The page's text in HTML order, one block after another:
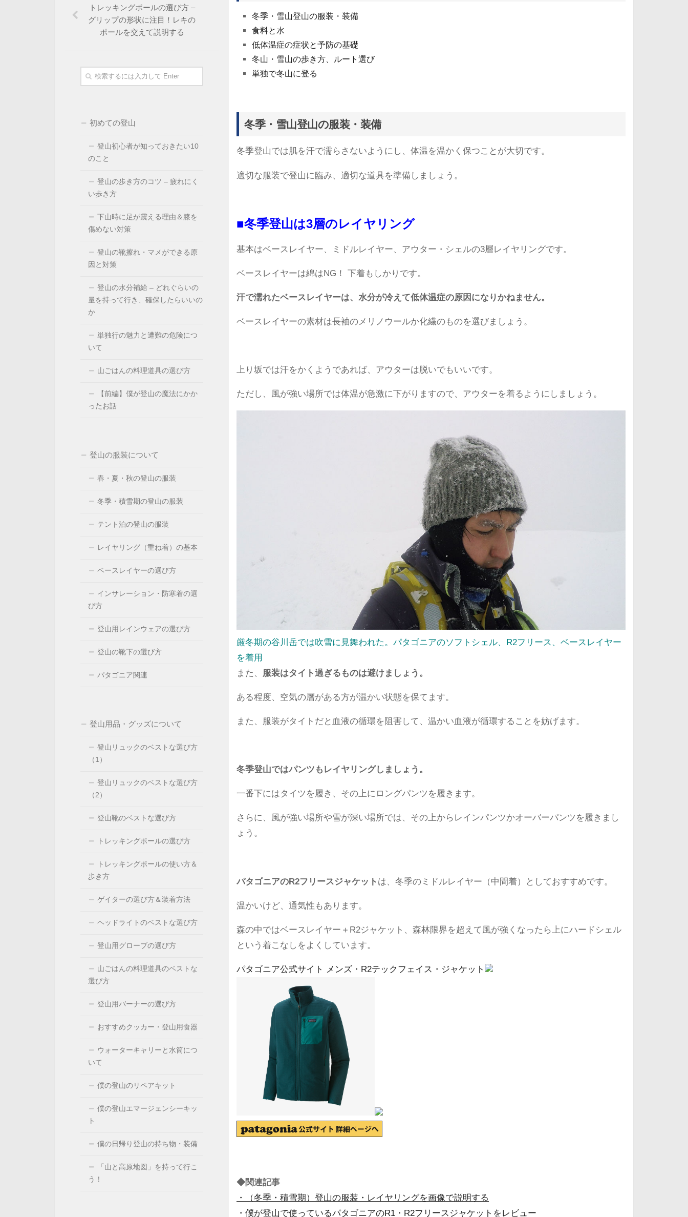
冬季・雪山登山の服装・装備
食料と水
低体温症の症状と予防の基礎
冬山・雪山の歩き方、ルート選び
単独で冬山に登る
冬季・雪山登山の服装・装備
冬季登山では肌を汗で濡らさないようにし、体温を温かく保つことが大切です。
適切な服装で登山に臨み、適切な道具を準備しましょう。
■冬季登山は3層のレイヤリング
基本はベースレイヤー、ミドルレイヤー、アウター・シェルの3層レイヤリングです。
ベースレイヤーは綿はNG！ 下着もしかりです。
汗で濡れたベースレイヤーは、水分が冷えて低体温症の原因になりかねません。
ベースレイヤーの素材は長袖のメリノウールか化繊のものを選びましょう。
上り坂では汗をかくようであれば、アウターは脱いでもいいです。
ただし、風が強い場所では体温が急激に下がりますので、アウターを着るようにしましょう。
厳冬期の谷川岳では吹雪に見舞われた。パタゴニアのソフトシェル、R2フリース、ベースレイヤー
を着用
また、
服装はタイト過ぎるものは避けましょう。
ある程度、空気の層がある方が温かい状態を保てます。
また、服装がタイトだと血液の循環を阻害して、温かい血液が循環することを妨げます。
冬季登山ではパンツもレイヤリングしましょう。
一番下にはタイツを履き、その上にロングパンツを履きます。
さらに、風が強い場所や雪が深い場所では、その上からレインパンツかオーバーパンツを履きまし
ょう。
パタゴニアのR2フリースジャケット は、冬季のミドルレイヤー（中間着）としておすすめです。
温かいけど、通気性もあります。
森の中ではベースレイヤー＋R2ジャケット、森林限界を超えて風が強くなったら上にハードシェル
という着こなしをよくしています。
パタゴニア公式サイト メンズ・R2テックフェイス・ジャケット
◆関連記事
・（冬季・積雪期）登山の服装・レイヤリングを画像で説明する
・僕が登山で使っているパタゴニアのR1・R2フリースジャケットをレビュー
トレッキングポールの選び方 –
グリップの形状に注目！レキの
ポールを交えて説明する
初めての登山
登山初心者が知っておきたい10
のこと
登山の歩き方のコツ – 疲れにく
い歩き方
下山時に足が震える理由＆膝を
傷めない対策
登山の靴擦れ・マメができる原
因と対策
登山の水分補給 – どれぐらいの
量を持って行き、確保したらいいの
か
単独行の魅力と遭難の危険につ
いて
山ごはんの料理道具の選び方
【前編】僕が登山の魔法にかか
ったお話
登山の服装について
春・夏・秋の登山の服装
冬季・積雪期の登山の服装
テント泊の登山の服装
レイヤリング（重ね着）の基本
ベースレイヤーの選び方
インサレーション・防寒着の選
び方
登山用レインウェアの選び方
登山の靴下の選び方
パタゴニア関連
登山用品・グッズについて
登山リュックのベストな選び方
（1）
登山リュックのベストな選び方
（2）
登山靴のベストな選び方
トレッキングポールの選び方
トレッキングポールの使い方＆
歩き方
ゲイターの選び方＆装着方法
ヘッドライトのベストな選び方
登山用グローブの選び方
山ごはんの料理道具のベストな
選び方
登山用バーナーの選び方
おすすめクッカー・登山用食器
ウォーターキャリーと水筒につ
いて
僕の登山のリペアキット
僕の登山エマージェンシーキッ
ト
僕の日帰り登山の持ち物・装備
「山と高原地図」を持って行こ
う！